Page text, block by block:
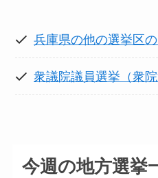
兵庫県の他の選挙区
衆議院議員選挙（衆
今週の地方選挙